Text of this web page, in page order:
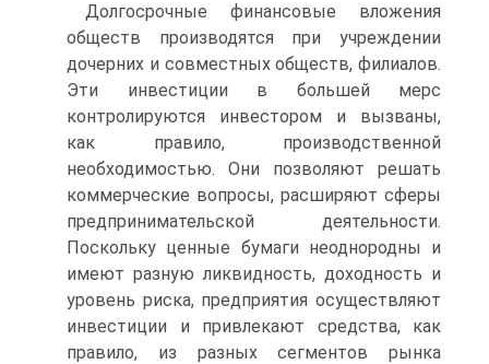
Долгосрочные финансовые вложения
обществ производятся при учреждении
дочерних и совместных обществ, филиалов.
Эти инве­стиции в большей мерс
контролируются инвестором и вызваны,
как правило, производственной
необходимостью. Они позволяют решать
коммерческие вопросы, расширяют сферы
предпринима­тельской деятельности.
Поскольку ценные бумаги неоднородны и
имеют разную ликвидность, доходность и
уровень риска, предпри­ятия осуществляют
инвестиции и привлекают средства, как
прави­ло, из разных сегментов рынка